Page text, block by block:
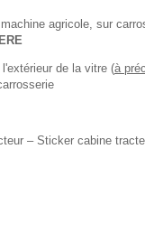
agricole, sur
l'extérieur de la vitre (à
– Sticker cabine